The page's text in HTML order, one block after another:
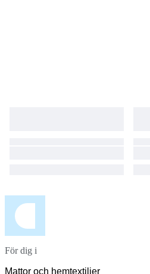
För dig i
Mattor och hemtextilier